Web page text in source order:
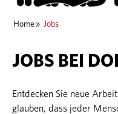
Home » Jobs
JOBS BEI
Entdecken Sie neue
glauben, dass jeder